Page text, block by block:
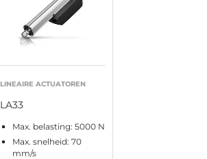
LINEAIRE ACTUATOREN
LA33
Max. belasting: 5000 N
Max. snelheid: 70
mm/s